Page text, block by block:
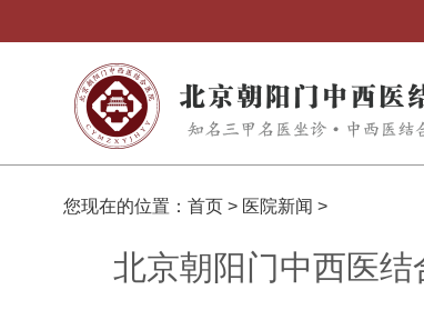
您现在的位置： 首页 > 医院新闻 >
北京朝阳门中西医